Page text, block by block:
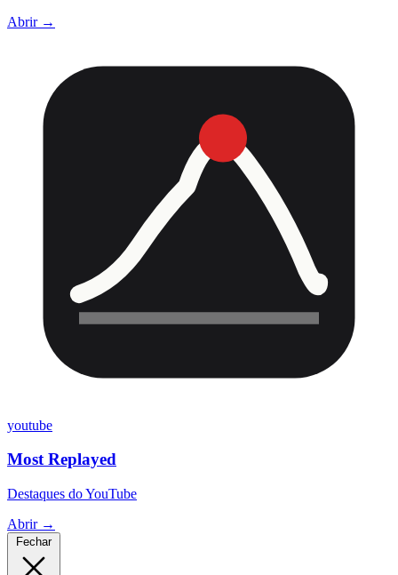
Abrir →
youtube
Most Replayed
Destaques do YouTube
Abrir →
Fechar